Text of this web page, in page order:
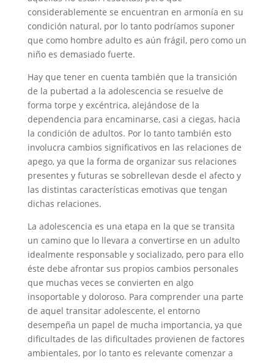
considerablemente se encuentran en armonía en su
condición natural, por lo tanto podríamos suponer
que como hombre adulto es aún frágil, pero como un
niño es demasiado fuerte.
Hay que tener en cuenta también que la transición
de la pubertad a la adolescencia se resuelve de
forma torpe y excéntrica, alejándose de la
dependencia para encaminarse, casi a ciegas, hacia
la condición de adultos. Por lo tanto también esto
involucra cambios significativos en las relaciones de
apego, ya que la forma de organizar sus relaciones
presentes y futuras se sobrellevan desde el afecto y
las distintas características emotivas que tengan
dichas relaciones.
La adolescencia es una etapa en la que se transita
un camino que lo llevara a convertirse en un adulto
idealmente responsable y socializado, pero para ello
éste debe afrontar sus propios cambios personales
que muchas veces se convierten en algo
insoportable y doloroso. Para comprender una parte
de aquel transitar adolescente, el entorno
desempeña un papel de mucha importancia, ya que
dificultades de las dificultades provienen de factores
ambientales, por lo tanto es relevante comenzar a